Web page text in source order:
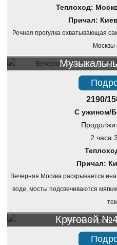
Теплоход:
Причал:
Речная прогулка охватывающая
Москвы
Речная
2190/
С ужином/
2 часа
Причал:
Вечерняя Москва раскрывается
воде, мосты подсвечиваются
Речная
Круговой